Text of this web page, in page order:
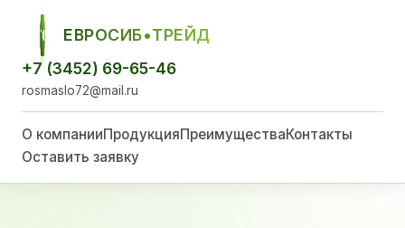
ЕСТ
ЕВРОСИБ•ТРЕЙД
+7 (3452) 69-65-46
rosmaslo72@mail.ru
О компанииПродукцияПреимуществаКонтакты
Оставить заявку